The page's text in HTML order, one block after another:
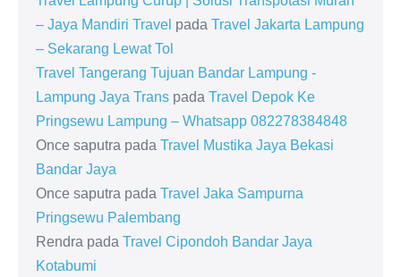
– Jaya Mandiri Travel pada Travel Jakarta Lampung
– Sekarang Lewat Tol
Travel Tangerang Tujuan Bandar Lampung -
Lampung Jaya Trans pada Travel Depok Ke
Pringsewu Lampung – Whatsapp 082278384848
Once saputra pada Travel Mustika Jaya Bekasi
Bandar Jaya
Once saputra pada Travel Jaka Sampurna
Pringsewu Palembang
Rendra pada Travel Cipondoh Bandar Jaya
Kotabumi